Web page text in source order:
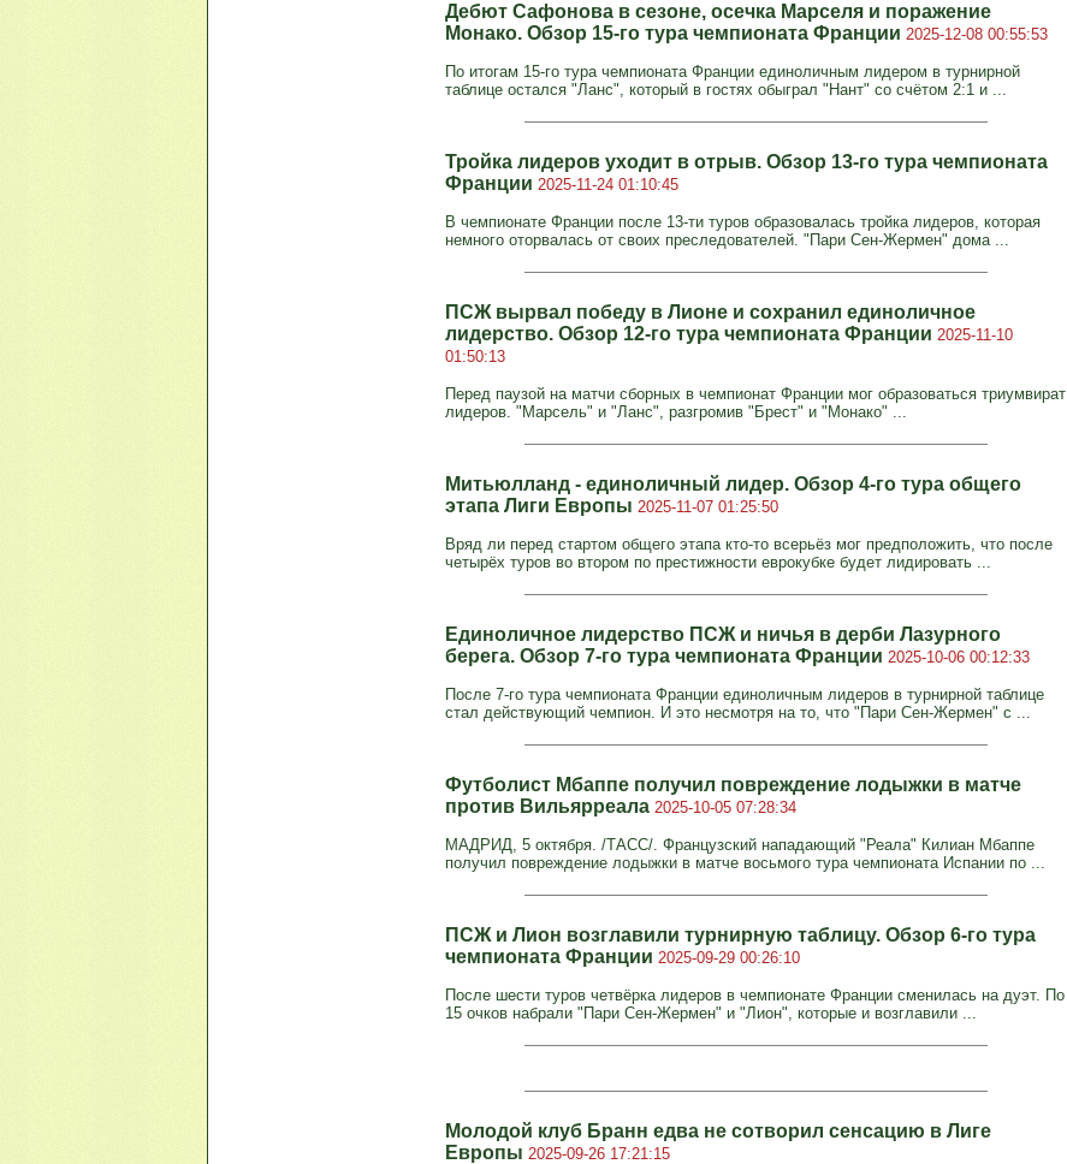
Дебют Сафонова в сезоне, осечка Марселя и поражение
Монако. Обзор 15-го тура чемпионата Франции 2025-12-08 00:55:53
По итогам 15-го тура чемпионата Франции единоличным лидером в турнирной
таблице остался "Ланс", который в гостях обыграл "Нант" со счётом 2:1 и ...
Тройка лидеров уходит в отрыв. Обзор 13-го тура чемпионата
Франции 2025-11-24 01:10:45
В чемпионате Франции после 13-ти туров образовалась тройка лидеров, которая
немного оторвалась от своих преследователей. "Пари Сен-Жермен" дома ...
ПСЖ вырвал победу в Лионе и сохранил единоличное
лидерство. Обзор 12-го тура чемпионата Франции 2025-11-10
01:50:13
Перед паузой на матчи сборных в чемпионат Франции мог образоваться триумвират
лидеров. "Марсель" и "Ланс", разгромив "Брест" и "Монако" ...
Митьюлланд - единоличный лидер. Обзор 4-го тура общего
этапа Лиги Европы 2025-11-07 01:25:50
Вряд ли перед стартом общего этапа кто-то всерьёз мог предположить, что после
четырёх туров во втором по престижности еврокубке будет лидировать ...
Единоличное лидерство ПСЖ и ничья в дерби Лазурного
берега. Обзор 7-го тура чемпионата Франции 2025-10-06 00:12:33
После 7-го тура чемпионата Франции единоличным лидеров в турнирной таблице
стал действующий чемпион. И это несмотря на то, что "Пари Сен-Жермен" с ...
Футболист Мбаппе получил повреждение лодыжки в матче
против Вильярреала 2025-10-05 07:28:34
МАДРИД, 5 октября. /ТАСС/. Французский нападающий "Реала" Килиан Мбаппе
получил повреждение лодыжки в матче восьмого тура чемпионата Испании по ...
ПСЖ и Лион возглавили турнирную таблицу. Обзор 6-го тура
чемпионата Франции 2025-09-29 00:26:10
После шести туров четвёрка лидеров в чемпионате Франции сменилась на дуэт. По
15 очков набрали "Пари Сен-Жермен" и "Лион", которые и возглавили ...
Молодой клуб Бранн едва не сотворил сенсацию в Лиге
Европы 2025-09-26 17:21:15